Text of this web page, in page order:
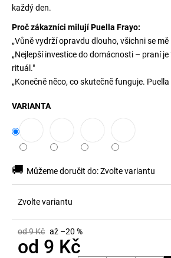
každý den.
Proč zákazníci milují Puella Frayo:
„Vůně vydrží opravdu dlouho, všichni se
„Nejlepší investice do domácnosti – praní
rituál."
„Konečně něco, co skutečně funguje.
VARIANTA
🚚 Můžeme doručit do:Zvolte variantu
Zvolte variantu
od 9 Kč až –20 %
od 9 Kč